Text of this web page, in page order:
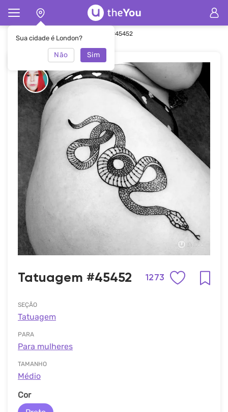
Sua cidade é London?
Não Sim
Principal Tatuagem Tatuagem #45452
Tatuagem #45452 1273
SEÇÃO
Tatuagem
PARA
Para mulheres
TAMANHO
Médio
Cor